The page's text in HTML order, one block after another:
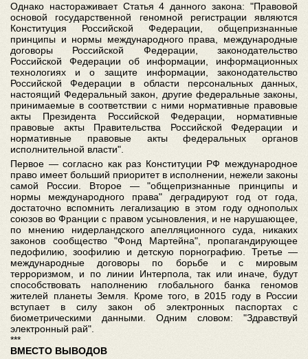
Однако настораживает Статья 4 данного закона: "Правовой
основой государственной геномной регистрации являются
Конституция Российской Федерации, общепризнанные
принципы и нормы международного права, международные
договоры Российской Федерации, законодательство
Российской Федерации об информации, информационных
технологиях и о защите информации, законодательство
Российской Федерации в области персональных данных,
настоящий Федеральный закон, другие федеральные законы,
принимаемые в соответствии с ними нормативные правовые
акты Президента Российской Федерации, нормативные
правовые акты Правительства Российской Федерации и
нормативные правовые акты федеральных органов
исполнительной власти".
Первое — согласно как раз Конституции РФ международное
право имеет больший приоритет в исполнении, нежели законы
самой России. Второе — "общепризнанные принципы и
нормы международного права" деградируют год от года,
достаточно вспомнить легализацию в этом году однополых
союзов во Франции с правом усыновления, и не нарушающее,
по мнению нидерландского апелляционного суда, никаких
законов сообщество "Фонд Мартейна", пропагандирующее
педофилию, зоофилию и детскую порнографию. Третье —
международные договоры по борьбе и с мировым
терроризмом, и по линии Интерпола, так или иначе, будут
способствовать наполнению глобального банка геномов
жителей планеты Земля. Кроме того, в 2015 году в России
вступает в силу закон об электронных паспортах с
биометрическими данными. Одним словом: "Здравствуй
электронный рай".
***
ВМЕСТО ВЫВОДОВ